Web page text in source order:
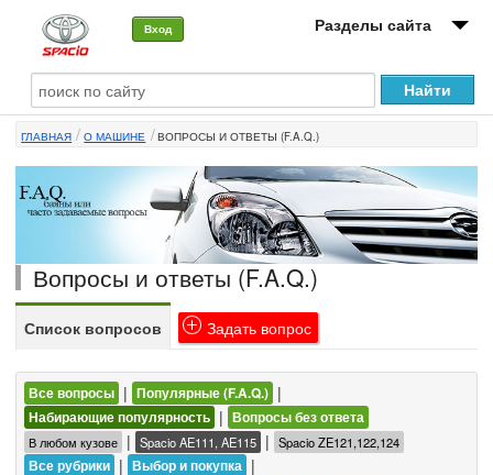
Вход Разделы сайта
О машине
Автоклуб
Форумы
Новости
ГЛАВНАЯ О МАШИНЕ ВОПРОСЫ И ОТВЕТЫ (F.A.Q.)
Вопросы и ответы (F.A.Q.)
Список вопросов Задать вопрос
Все вопросы | Популярные (F.A.Q.) |
Набирающие популярность | Вопросы без ответа
В любом кузове | Spacio AE111, AE115 | Spacio ZE121,122,124
Все рубрики | Выбор и покупка |